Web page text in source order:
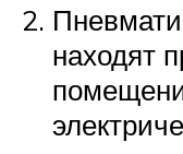
находят